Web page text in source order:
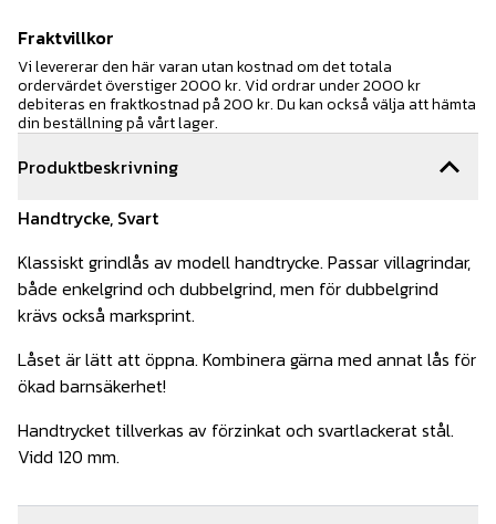
Produktbeskrivning
Handtrycke, Svart
Klassiskt grindlås av modell handtrycke. Passar villagrindar,
både enkelgrind och dubbelgrind, men för dubbelgrind
krävs också marksprint.
Låset är lätt att öppna. Kombinera gärna med annat lås för
ökad barnsäkerhet!
Handtrycket tillverkas av förzinkat och svartlackerat stål.
Vidd 120 mm.
Fraktvillkor
Vi levererar den här varan utan kostnad om det totala
ordervärdet överstiger 2000 kr. Vid ordrar under 2000 kr
debiteras en fraktkostnad på 200 kr. Du kan också välja att hämta
din beställning på vårt lager.